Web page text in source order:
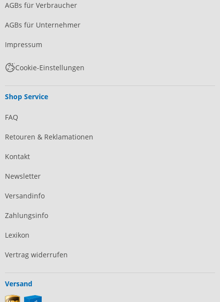
AGBs für Verbraucher
AGBs für Unternehmer
Impressum
Cookie-Einstellungen
Shop Service
FAQ
Retouren & Reklamationen
Kontakt
Newsletter
Versandinfo
Zahlungsinfo
Lexikon
Vertrag widerrufen
Versand